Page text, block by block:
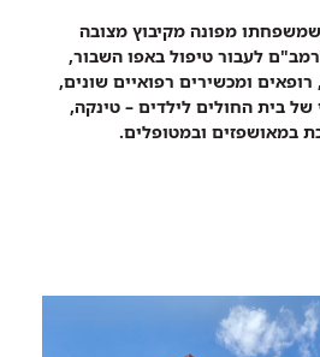
רותם, בן 13.5, שמשפחתו מפונה מקיבוץ מצובה
לעבור טיפול באפו השבור,
ומכשירים רפואיים שונים,
בית החולים לילדים – טינקה,
במאושפזים ובמטופלים.